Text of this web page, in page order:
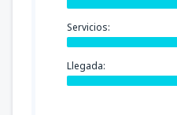
Servicios:
Llegada: